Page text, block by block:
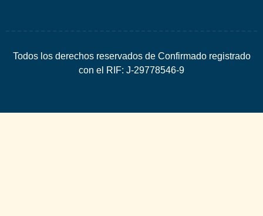
Todos los derechos reservados de Confirmado registrado
con el RIF: J-29778546-9